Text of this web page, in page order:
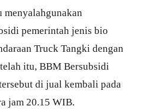
menyalahgunakan
pemerintah jenis bio
Truck Tangki dengan
itu, BBM Bersubsidi
di jual kembali pada
jam 20.15 WIB.